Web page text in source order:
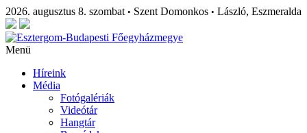
2026. augusztus 8. szombat • Szent Domonkos • László, Eszmeralda
Menü
Híreink
Média
Fotógalériák
Videótár
Hangtár